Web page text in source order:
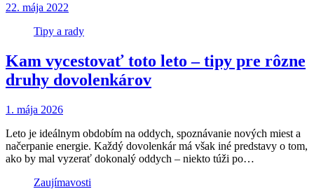
22. mája 2022
Tipy a rady
Kam vycestovať toto leto – tipy pre rôzne
druhy dovolenkárov
1. mája 2026
Leto je ideálnym obdobím na oddych, spoznávanie nových miest a
načerpanie energie. Každý dovolenkár má však iné predstavy o tom,
ako by mal vyzerať dokonalý oddych – niekto túži po…
Zaujímavosti